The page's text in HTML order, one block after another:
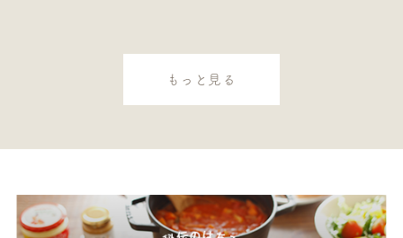
もっと見る